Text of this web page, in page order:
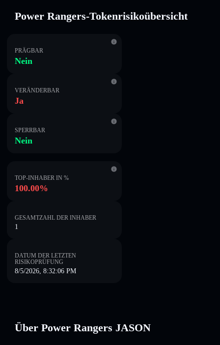
Power Rangers-Tokenrisikoübersicht
PRÄGBAR
Nein
VERÄNDERBAR
Ja
SPERRBAR
Nein
TOP-INHABER IN %
100.00%
GESAMTZAHL DER INHABER
1
DATUM DER LETZTEN
RISIKOPRÜFUNG
8/5/2026, 8:32:06 PM
Über Power Rangers JASON